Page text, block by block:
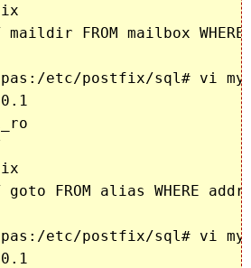
maildir FROM mailbox
etc/postfix/sql# vi
goto FROM alias WHERE
etc/postfix/sql# vi